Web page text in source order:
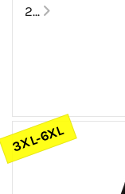
2...
3XL-6XL